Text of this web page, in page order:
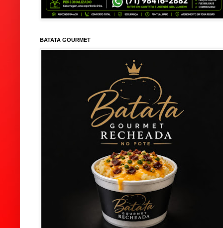
BATATA GOURMET